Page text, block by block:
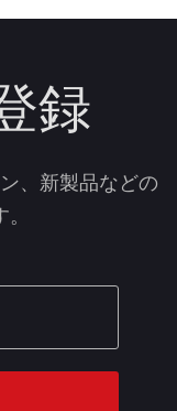
録
、新製品などの